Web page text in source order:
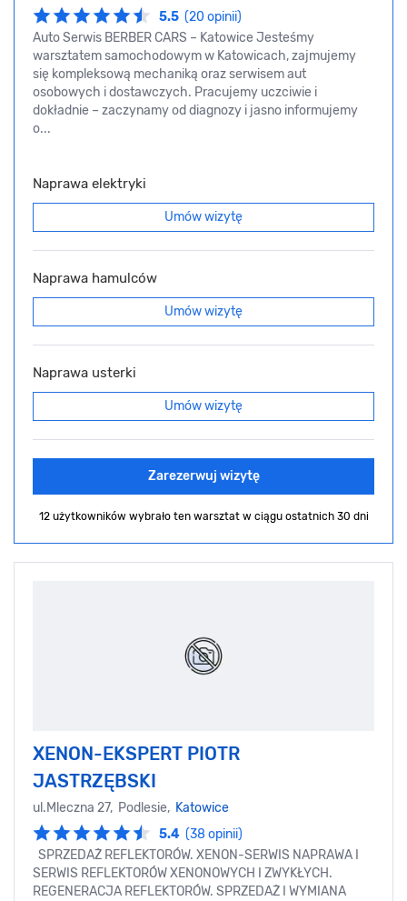
5.5 (20 opinii)
Auto Serwis BERBER CARS – Katowice Jesteśmy
warsztatem samochodowym w Katowicach, zajmujemy
się kompleksową mechaniką oraz serwisem aut
osobowych i dostawczych. Pracujemy uczciwie i
dokładnie – zaczynamy od diagnozy i jasno informujemy
o...
Naprawa elektryki
Umów wizytę
Naprawa hamulców
Umów wizytę
Naprawa usterki
Umów wizytę
Zarezerwuj wizytę
12 użytkowników wybrało ten warsztat w ciągu ostatnich 30 dni
XENON-EKSPERT PIOTR
JASTRZĘBSKI
ul.Mleczna 27, Podlesie, Katowice
5.4 (38 opinii)
SPRZEDAŻ REFLEKTORÓW. XENON-SERWIS NAPRAWA I
SERWIS REFLEKTORÓW XENONOWYCH I ZWYKŁYCH.
REGENERACJA REFLEKTORÓW. SPRZEDAŻ I WYMIANA